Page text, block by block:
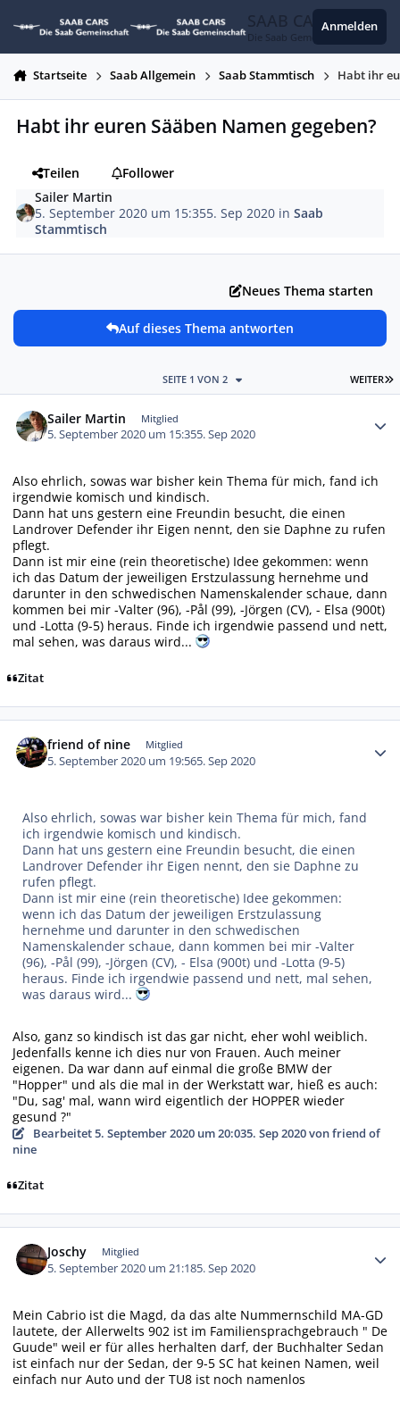
SAAB CARS
Die Saab Gemeinschaft
Anmelden
Startseite Saab Allgemein Saab Stammtisch Habt ihr
Habt ihr euren Sääben Namen gegeben?
Teilen
Follower
Sailer Martin
5. September 2020 um 15:355. Sep 2020 inSaab
Stammtisch
Neues Thema starten
Auf dieses Thema antworten
WEITER
SEITE 1 VON 2
Sailer Martin Mitglied
5. September 2020 um 15:355. Sep 2020
Also ehrlich, sowas war bisher kein Thema für mich, fand ich
irgendwie komisch und kindisch.
Dann hat uns gestern eine Freundin besucht, die einen
Landrover Defender ihr Eigen nennt, den sie Daphne zu rufen
pflegt.
Dann ist mir eine (rein theoretische) Idee gekommen: wenn
ich das Datum der jeweiligen Erstzulassung hernehme und
darunter in den schwedischen Namenskalender schaue, dann
kommen bei mir -Valter (96), -Pål (99), -Jörgen (CV), - Elsa (900t)
und -Lotta (9-5) heraus. Finde ich irgendwie passend und nett,
mal sehen, was daraus wird...
Zitat
friend of nine Mitglied
5. September 2020 um 19:565. Sep 2020
Also ehrlich, sowas war bisher kein Thema für mich, fand
ich irgendwie komisch und kindisch.
Dann hat uns gestern eine Freundin besucht, die einen
Landrover Defender ihr Eigen nennt, den sie Daphne zu
rufen pflegt.
Dann ist mir eine (rein theoretische) Idee gekommen:
wenn ich das Datum der jeweiligen Erstzulassung
hernehme und darunter in den schwedischen
Namenskalender schaue, dann kommen bei mir -Valter
(96), -Pål (99), -Jörgen (CV), - Elsa (900t) und -Lotta (9-5)
heraus. Finde ich irgendwie passend und nett, mal sehen,
was daraus wird...
Also, ganz so kindisch ist das gar nicht, eher wohl weiblich.
Jedenfalls kenne ich dies nur von Frauen. Auch meiner
eigenen. Da war dann auf einmal die große BMW der
"Hopper" und als die mal in der Werkstatt war, hieß es auch:
"Du, sag' mal, wann wird eigentlich der HOPPER wieder
gesund ?"
Bearbeitet5. September 2020 um 20:035. Sep 2020von friend of
nine
Zitat
Joschy Mitglied
5. September 2020 um 21:185. Sep 2020
Mein Cabrio ist die Magd, da das alte Nummernschild MA-GD
lautete, der Allerwelts 902 ist im Familiensprachgebrauch " De
Guude" weil er für alles herhalten darf, der Buchhalter Sedan
ist einfach nur der Sedan, der 9-5 SC hat keinen Namen, weil
einfach nur Auto und der TU8 ist noch namenlos